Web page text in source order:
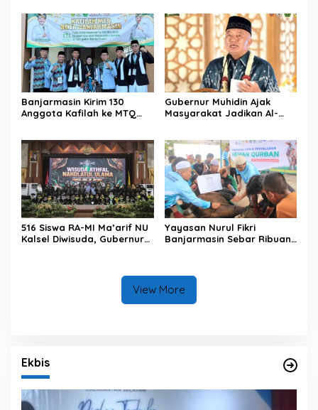
Banjarmasin Kirim 130
Anggota Kafilah ke MTQ
Gubernur Muhidin Ajak
Masyarakat Jadikan Al-
MTQ Nasional XXXVII
Tingkat Provinsi Kalsel
516 Siswa RA-MI Ma’arif NU
Kalsel Diwisuda, Gubernur
Yayasan Nurul Fikri
Banjarmasin Sebar Ribuan
View More
Ekbis